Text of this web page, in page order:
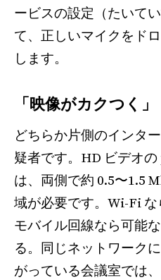
ービスの設定（たいて
て、正しいマイクをド
します。
「映像がカクつく」
どちらか片側のインタ
疑者です。HD ビデオ
は、両側で約 0.5〜1.5
域が必要です。Wi-Fi な
モバイル回線なら可能
る。同じネットワーク
がっている会議室では